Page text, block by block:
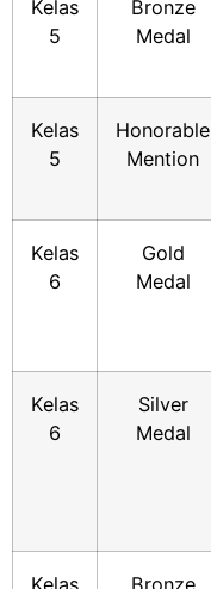
Kelas
5
Bronze
Medal
Kelas
5
Honorable
Mention
Kelas
6
Gold
Medal
Kelas
6
Silver
Medal
Kelas
Bronze